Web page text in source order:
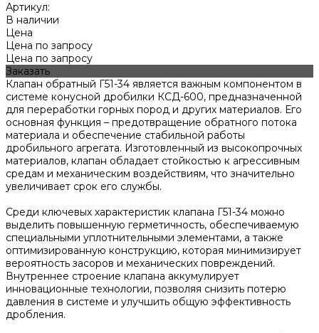
Артикул:
В наличии
Цена
Цена по запросу
Цена по запросу
Заказать
Клапан обратный Г51-34 является важным компонентом в
системе конусной дробилки КСД-600, предназначенной
для переработки горных пород и других материалов. Его
основная функция – предотвращение обратного потока
материала и обеспечение стабильной работы
дробильного агрегата. Изготовленный из высокопрочных
материалов, клапан обладает стойкостью к агрессивным
средам и механическим воздействиям, что значительно
увеличивает срок его службы.
Среди ключевых характеристик клапана Г51-34 можно
выделить повышенную герметичность, обеспечиваемую
специальными уплотнительными элементами, а также
оптимизированную конструкцию, которая минимизирует
вероятность засоров и механических повреждений.
Внутреннее строение клапана аккумулирует
инновационные технологии, позволяя снизить потерю
давления в системе и улучшить общую эффективность
дробления.